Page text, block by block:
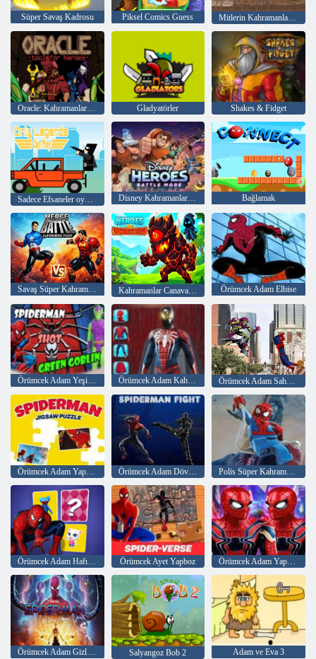
Süper Savaş Kadrosu Piksel Comics Guess Mitlerin Kahramanları: Tanrılar Savaşçısı
Oracle: Kahramanlar için araç Gladyatörler Shakes & Fidget
Disney Kahramanları: Savaş Modu Bağlamak
Savaş Süper Kahraman Dövüşünü Birleştir Kahramanlar Canavarlara Karşı Örümcek Adam Elbise
Örümcek Adam Yeşil Cin Vurdu Örümcek Adam Kahraman Karışımı Örümcek Adam Sahne Yaratıcısı
Örümcek Adam Yapboz Örümcek Adam Dövüşü Polis Süper Kahramanı Kurtarma Oyunları
Örümcek Adam Hafıza Kartı Maçı Örümcek Ayet Yapboz Örümcek Adam Yapboz Koleksiyonu
Örümcek Adam Gizli Nesne Salyangoz Bob 2 Adam ve Eva 3